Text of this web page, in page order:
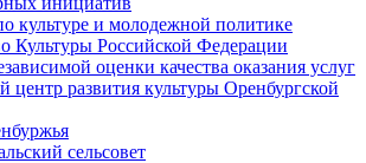
культуре и молодежной политике
Культуры Российской Федерации
оценки качества оказания услуг
центр развития культуры Оренбургской
сельсовет